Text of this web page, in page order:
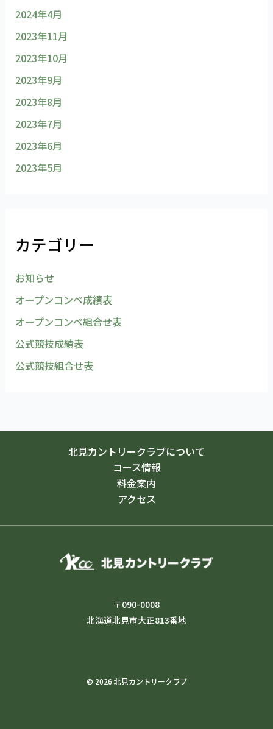
2024年4月
2023年11月
2023年10月
2023年9月
2023年8月
2023年7月
2023年6月
2023年5月
カテゴリー
お知らせ
オープンコンペ成績表
オープンコンペ組合せ表
公式競技成績表
公式競技組合せ表
北見カントリークラブについて
コース情報
料金案内
アクセス
〒090-0008
北海道北見市大正813番地
© 2026 北見カントリークラブ